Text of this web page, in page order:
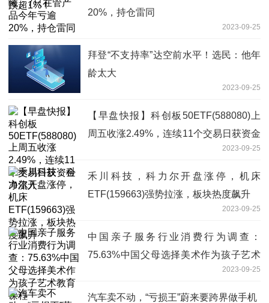
20%，持仓雷同
2023-09-25
拜登“不支持率”达空前水平！选民：他年
龄太大
2023-09-25
【早盘快报】科创板50ETF(588080)上
周五收涨2.49%，连续11个交易日获资金
2023-09-25
禾川科技，科力尔开盘涨停，机床
ETF(159663)强势拉涨，板块热度飙升
2023-09-25
中国亲子服务行业消费行为调查：
75.63%中国父母选择美术作为孩子艺术
2023-09-25
汽车卖不动，“亏损王”蔚来要跨界做手机